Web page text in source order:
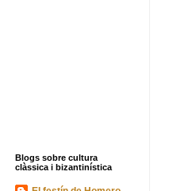
Blogs sobre cultura
clàssica i bizantinística